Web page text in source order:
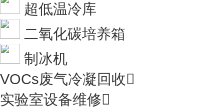
超低温冷库
二氧化碳培养箱
制冰机
VOCs废气冷凝回收
实验室设备维修